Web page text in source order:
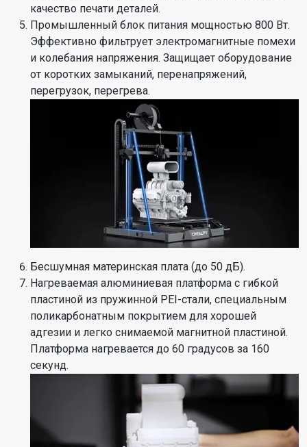
качество печати деталей.
Промышленный блок питания мощностью 800 Вт.
Эффективно фильтрует электромагнитные помехи
и колебания напряжения. Защищает оборудование
от коротких замыканий, перенапряжений,
перегрузок, перегрева.
Бесшумная материнская плата (до 50 дБ).
Нагреваемая алюминиевая платформа с гибкой
пластиной из пружинной PEI-стали, специальным
поликарбонатным покрытием для хорошей
адгезии и легко снимаемой магнитной пластиной.
Платформа нагревается до 60 градусов за 160
секунд.